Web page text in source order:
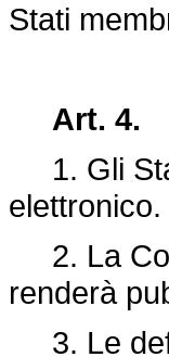
Stati
Art. 4.
1. Gli
elettronico.
2. La
renderà
3. Le